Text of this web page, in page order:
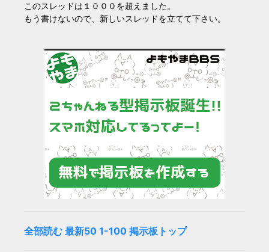
このスレッドは１０００を超えました。
もう書けないので、新しいスレッドを立てて下さい。
全部読む 最新50 1-100 掲示板トップ